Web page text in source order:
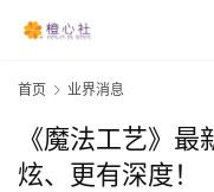
首页 业界消息
《魔法工艺》
炫、更有深度！